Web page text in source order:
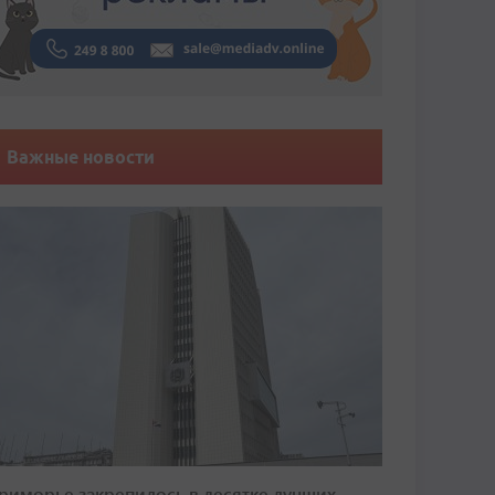
Важные новости